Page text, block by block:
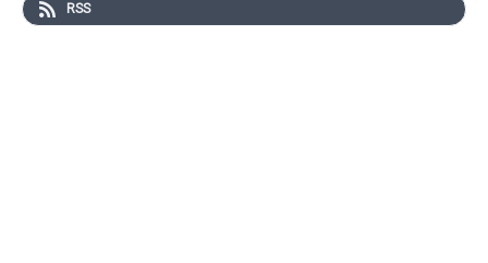
Entre psychologie, attachement, manque affectif et
RSS